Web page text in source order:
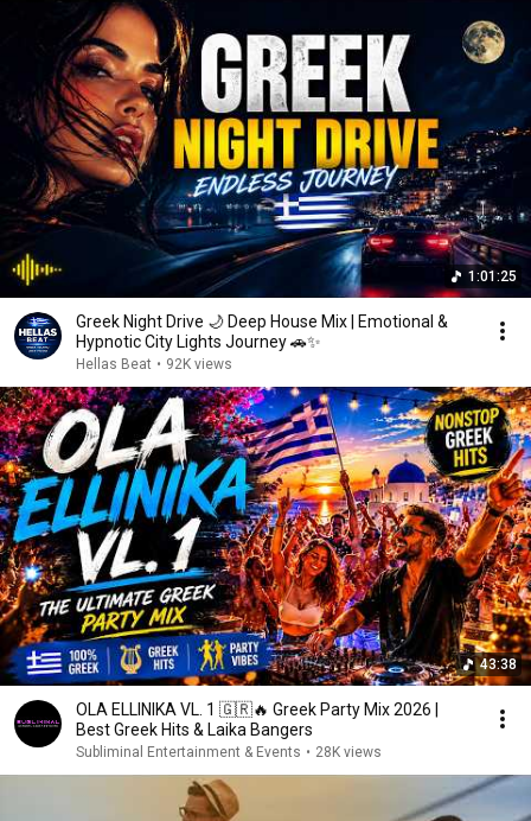
1:01:25
Greek Night Drive 🌙 Deep House Mix | Emotional &
Hypnotic City Lights Journey 🚗✨
Hellas Beat • 92K views
43:38
OLA ELLINIKA VL. 1 🇬🇷🔥 Greek Party Mix 2026 |
Best Greek Hits & Laika Bangers
Subliminal Entertainment & Events • 28K views